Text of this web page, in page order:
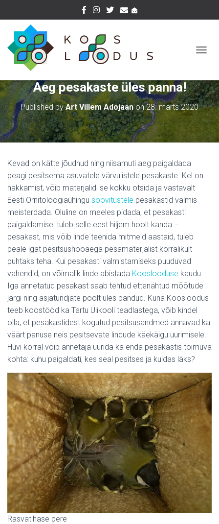
G
L
E
N
A
V
I
Aeg pesakaste üles panna!
Published byArt Villem Adojaanon28. märts 2020
Kevad on kätte jõudnud ning niisamuti aeg paigaldada
peagi pesitsema asuvatele värvulistele pesakaste. Kel on
hakkamist, võib materjalid ise kokku otsida ja vastavalt
Eesti Ornitoloogiaühingu soovitustele pesakastid valmis
meisterdada. Oluline on meeles pidada, et pesakasti
paigaldamisel tuleb selle eest hiljem hoolt kanda –
pesakast, mis võib linde teenida mitmeid aastaid, tuleb
peale igat pesitsushooaega pesamaterjalist korralikult
puhtaks teha. Kui pesakasti valmistamiseks puuduvad
vahendid, on võimalik linde abistada Kooslooduse kaudu.
Iga annetatud pesakast saab tehtud ettenähtud mõõtude
järgi ning asjatundjate poolt üles pandud. Kuna Koosloodus
teeb koostööd ka Tartu Ülikooli teadlastega, võib kindel
olla, et pesakastidest kogutud pesitsusandmed annavad ka
väärt panuse neis pesitsevate lindude käekäigu uurimisele.
Huvi korral võib annetaja uurida ka enda pesakastis toimuva
kohta: kuhu paigaldati, kes seal pesitses ja kuidas läks?
Rasvatihase pere